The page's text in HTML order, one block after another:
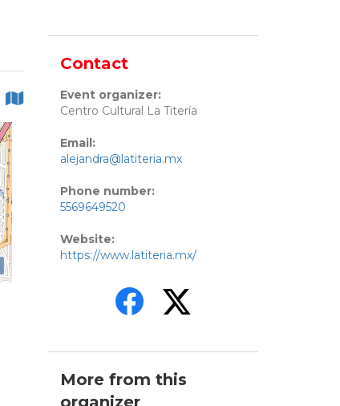
Contact
Event organizer:
Centro Cultural La Titería
Email:
alejandra@latiteria.mx
Phone number:
5569649520
Website:
https://www.latiteria.mx/
More from this